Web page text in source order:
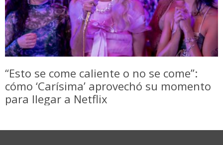
“Esto se come caliente o no se come”:
cómo ‘Carísima’ aprovechó su momento
para llegar a Netflix